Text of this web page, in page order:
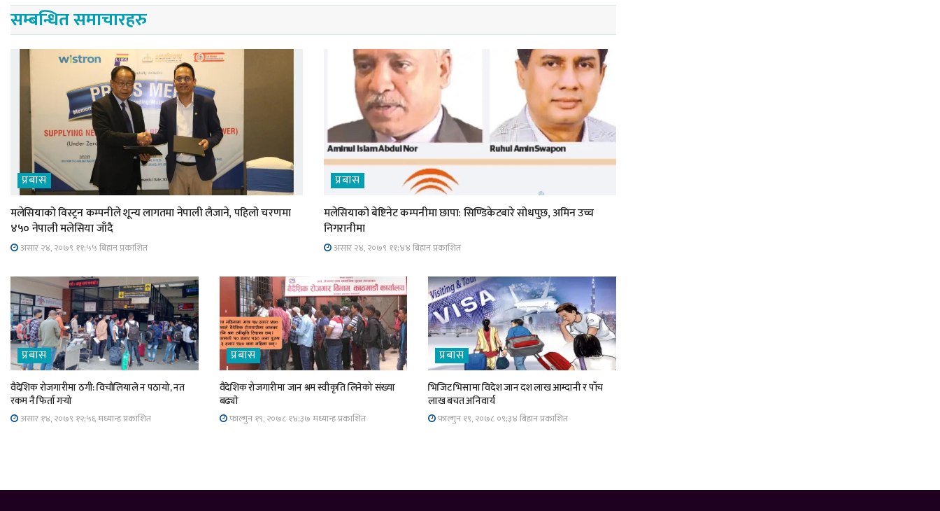
सम्बन्धित समाचारहरु
प्रबास
मलेसियाको विस्ट्रन कम्पनीले शून्य लागतमा नेपाली लैजाने, पहिलो चरणमा
४५० नेपाली मलेसिया जाँदै
असार २४, २०७९ ११;५५ बिहान प्रकाशित
प्रबास
मलेसियाको बेष्टिनेट कम्पनीमा छापा: सिण्डिकेटबारे सोधपुछ, अमिन उच्च
निगरानीमा
असार २४, २०७९ ११;४४ बिहान प्रकाशित
प्रबास
वैदेशिक रोजगारीमा ठगी: विचौलियाले न पठायो, नत
रकम नै फिर्ता गर्‍यो
असार १४, २०७९ १२;५६ मध्यान्ह प्रकाशित
प्रबास
वैदेशिक रोजगारीमा जान श्रम स्वीकृति लिनेको संख्या
बढ्याे
फाल्गुन १९, २०७८ १४;३७ मध्यान्ह प्रकाशित
प्रबास
भिजिट भिसामा विदेश जान दश लाख आम्दानी र पाँच
लाख बचत अनिवार्य
फाल्गुन १९, २०७८ ०९;३४ बिहान प्रकाशित